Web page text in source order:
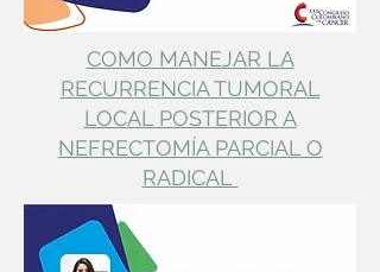
COMO MANEJAR LA
RECURRENCIA TUMORAL
LOCAL POSTERIOR A
NEFRECTOMÍA PARCIAL O
RADICAL